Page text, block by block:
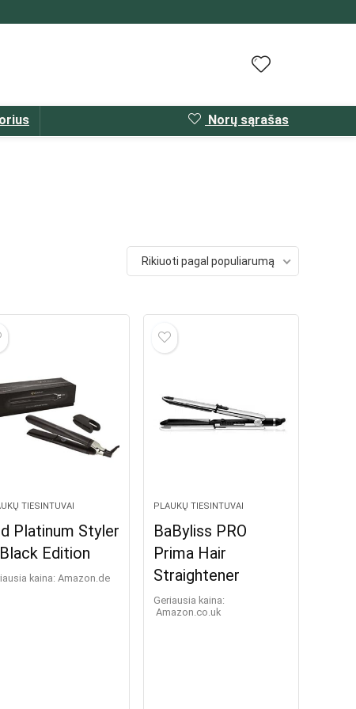
Norų sąrašas
Rikiuoti pagal populiarumą
TIESINTUVAI
Platinum Styler
Edition
kaina: Amazon.de
PLAUKŲ TIESINTUVAI
BaByliss PRO
Prima Hair
Straightener
Geriausia kaina:
Amazon.co.uk